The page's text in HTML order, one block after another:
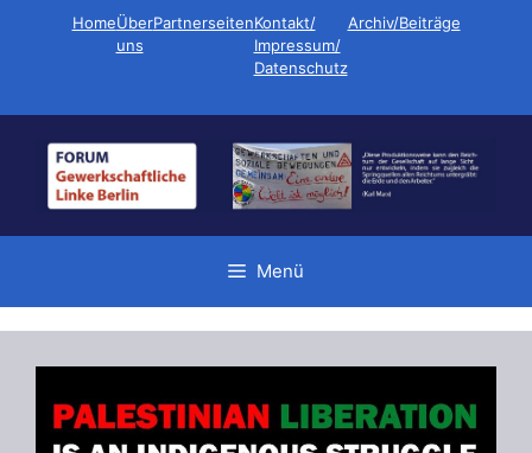
HomeÜber
uns
PartnerseitenKontakt/
Impressum/
Datenschutz
Archiv/Beiträge
Menü